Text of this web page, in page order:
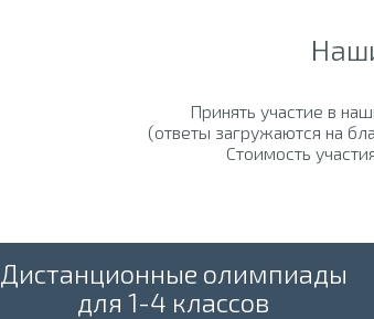
Принять участие в
(ответы загружаются на
Стоимость
Дистанционные олимпиады
для 1-4 классов